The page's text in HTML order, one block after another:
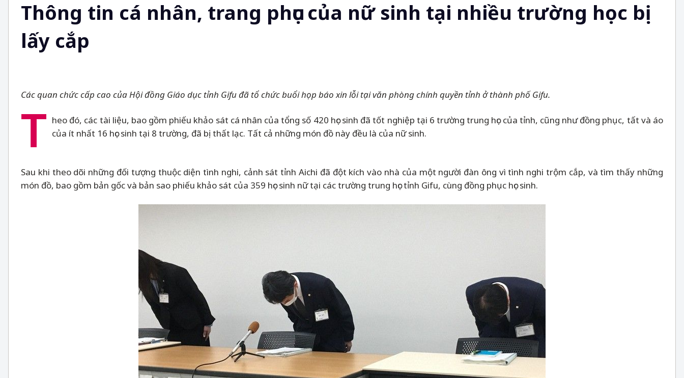
Thông tin cá nhân, trang phục của nữ sinh tại nhiều trường học bị
lấy cắp
Các quan chức cấp cao của Hội đồng Giáo dục tỉnh Gifu đã tổ chức buổi họp báo xin lỗi tại văn phòng chính quyền tỉnh ở thành phố Gifu.
T heo đó, các tài liệu, bao gồm phiếu khảo sát cá nhân của tổng số 420 học sinh đã tốt nghiệp tại 6 trường trung học của tỉnh, cũng như đồng phục, tất và áo
của ít nhất 16 học sinh tại 8 trường, đã bị thất lạc. Tất cả những món đồ này đều là của nữ sinh.
Sau khi theo dõi những đối tượng thuộc diện tình nghi, cảnh sát tỉnh Aichi đã đột kích vào nhà của một người đàn ông vì tình nghi trộm cắp, và tìm thấy những
món đồ, bao gồm bản gốc và bản sao phiếu khảo sát của 359 học sinh nữ tại các trường trung học tỉnh Gifu, cùng đồng phục học sinh.